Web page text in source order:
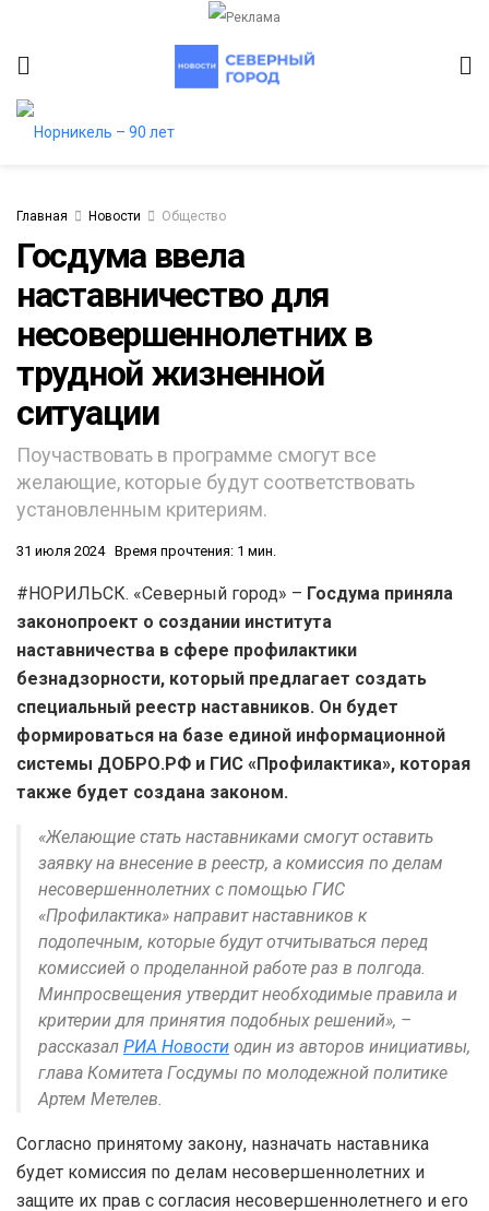
Главная Новости Общество
Госдума ввела
наставничество для
несовершеннолетних в
трудной жизненной
ситуации
Поучаствовать в программе смогут все
желающие, которые будут соответствовать
установленным критериям.
31 июля 2024 Время прочтения: 1 мин.
#НОРИЛЬСК. «Северный город» – Госдума приняла
законопроект о создании института
наставничества в сфере профилактики
безнадзорности, который предлагает создать
специальный реестр наставников. Он будет
формироваться на базе единой информационной
системы ДОБРО.РФ и ГИС «Профилактика», которая
также будет создана законом.
«Желающие стать наставниками смогут оставить
заявку на внесение в реестр, а комиссия по делам
несовершеннолетних с помощью ГИС
«Профилактика» направит наставников к
подопечным, которые будут отчитываться перед
комиссией о проделанной работе раз в полгода.
Минпросвещения утвердит необходимые правила и
критерии для принятия подобных решений», –
рассказал РИА Новости один из авторов инициативы,
глава Комитета Госдумы по молодежной политике
Артем Метелев.
Согласно принятому закону, назначать наставника
будет комиссия по делам несовершеннолетних и
защите их прав с согласия несовершеннолетнего и его